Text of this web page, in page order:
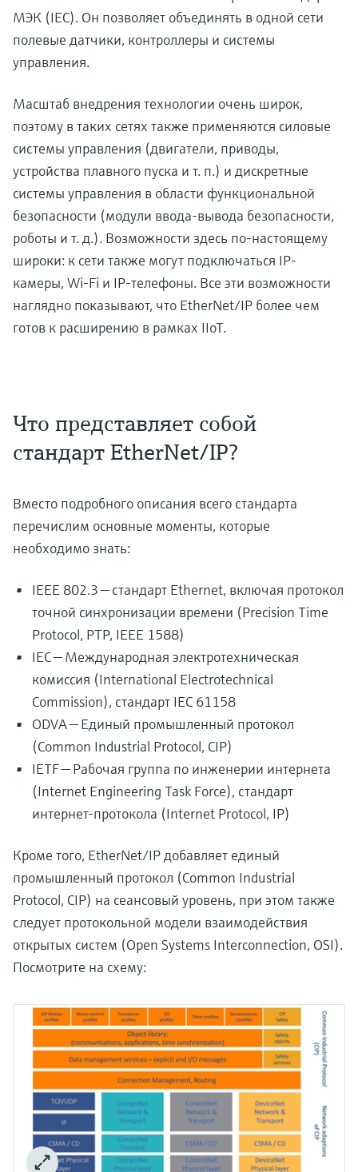
МЭК (IEC). Он позволяет объединять в одной сети
полевые датчики, контроллеры и системы
управления.
Масштаб внедрения технологии очень широк,
поэтому в таких сетях также применяются силовые
системы управления (двигатели, приводы,
устройства плавного пуска и т. п.) и дискретные
системы управления в области функциональной
безопасности (модули ввода-вывода безопасности,
роботы и т. д.). Возможности здесь по-настоящему
широки: к сети также могут подключаться IP-
камеры, Wi-Fi и IP-телефоны. Все эти возможности
наглядно показывают, что EtherNet/IP более чем
готов к расширению в рамках IIoT.
Что представляет собой
стандарт EtherNet/IP?
Вместо подробного описания всего стандарта
перечислим основные моменты, которые
необходимо знать:
IEEE 802.3 — стандарт Ethernet, включая протокол
точной синхронизации времени (Precision Time
Protocol, PTP, IEEE 1588)
IEC — Международная электротехническая
комиссия (International Electrotechnical
Commission), стандарт IEC 61158
ODVA — Единый промышленный протокол
(Common Industrial Protocol, CIP)
IETF — Рабочая группа по инженерии интернета
(Internet Engineering Task Force), стандарт
интернет-протокола (Internet Protocol, IP)
Кроме того, EtherNet/IP добавляет единый
промышленный протокол (Common Industrial
Protocol, CIP) на сеансовый уровень, при этом также
следует протокольной модели взаимодействия
открытых систем (Open Systems Interconnection, OSI).
Посмотрите на схему: